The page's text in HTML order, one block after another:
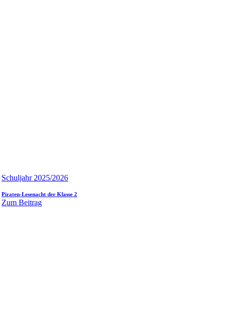
Schuljahr 2025/2026
Piraten-Lesenacht der Klasse 2
Zum Beitrag